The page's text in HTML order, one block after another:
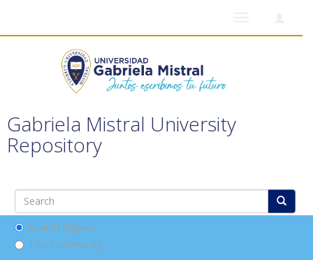
Gabriela Mistral University
Repository
Search DSpace
This Community